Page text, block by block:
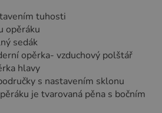
tuhosti
opěráku
sedák
opěrka- vzduchový polštář
hlavy
s nastavením sklonu
je tvarovaná pěna s bočním